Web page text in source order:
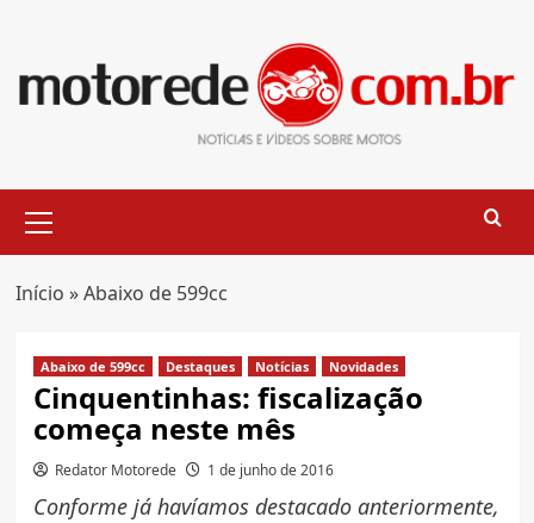
content
Menu
Início »Abaixo de 599cc
Abaixo de 599cc Destaques Notícias Novidades
Cinquentinhas: fiscalização
começa neste mês
Redator Motorede 1 de junho de 2016
Conforme já havíamos destacado anteriormente,